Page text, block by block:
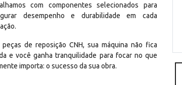
com componentes selecionados para
desempenho e durabilidade em cada
peças de reposição CNH, sua máquina não fica
e você ganha tranquilidade para focar no que
importa: o sucesso da sua obra.